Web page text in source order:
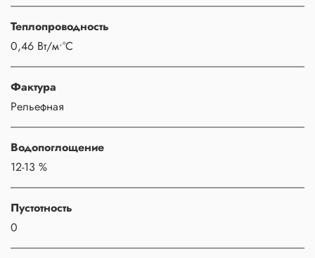
Теплопроводность
0,46 Вт/м•°С
Фактура
Рельефная
Водопоглощение
12-13 %
Пустотность
0